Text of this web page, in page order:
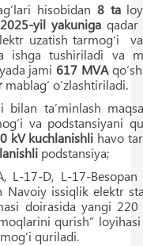
hisobidan 8 ta
2025-yil yakuniga
uzatish tarmog‘i
ishga tushiriladi va
jami 617 MVA
mablag‘ o‘zlashtiriladi.
bilan taʼminlash
va podstansiyani
kV kuchlanishli havo
podstansiya;
L-17-D, L-17-
Navoiy issiqlik elektr
doirasida yangi 220
qurish”
quriladi.